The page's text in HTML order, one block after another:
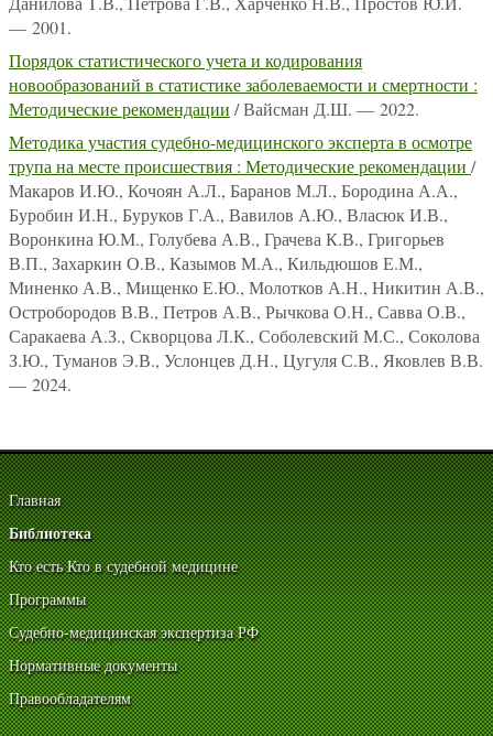
— 2001.
Порядок статистического учета и кодирования
новообразований в статистике заболеваемости и смертности :
Методические рекомендации / Вайсман Д.Ш. — 2022.
Методика участия судебно-медицинского эксперта в осмотре
трупа на месте происшествия : Методические рекомендации /
Макаров И.Ю., Кочоян А.Л., Баранов М.Л., Бородина А.А.,
Буробин И.Н., Буруков Г.А., Вавилов А.Ю., Власюк И.В.,
Воронкина Ю.М., Голубева А.В., Грачева К.В., Григорьев
В.П., Захаркин О.В., Казымов М.А., Кильдюшов Е.М.,
Миненко А.В., Мищенко Е.Ю., Молотков А.Н., Никитин А.В.,
Остробородов В.В., Петров А.В., Рычкова О.Н., Савва О.В.,
Саракаева А.З., Скворцова Л.К., Соболевский М.С., Соколова
З.Ю., Туманов Э.В., Услонцев Д.Н., Цугуля С.В., Яковлев В.В.
— 2024.
Главная
Библиотека
Кто есть Кто в судебной медицине
Программы
Судебно-медицинская экспертиза РФ
Нормативные документы
Правообладателям